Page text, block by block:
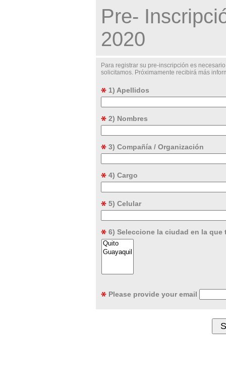
Pre-
2020
Para registrar su pre-inscripción es
solicitamos. Próximamente recibirá más
1) Apellidos
2) Nombres
3) Compañía / Organización
4) Cargo
5) Celular
6) Seleccione la ciudad en la que
Please provide your email